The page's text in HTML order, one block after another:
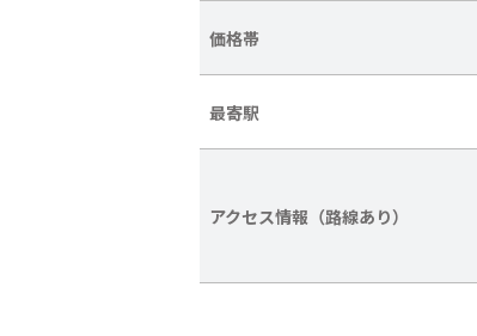
価格帯
最寄駅
アクセス情報（路線あり）